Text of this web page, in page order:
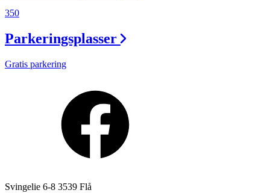
350
Parkeringsplasser
Gratis parkering
Svingelie 6-8 3539 Flå